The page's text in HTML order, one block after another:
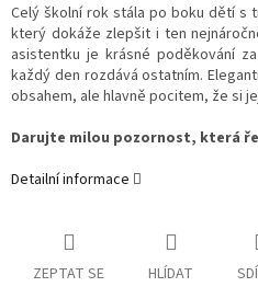
Celý školní rok stála po boku dětí s
který dokáže zlepšit i ten
asistentku je krásné poděkování
každý den rozdává ostatním.
obsahem, ale hlavně pocitem, že si
Darujte milou pozornost, která
Detailní informace
ZEPTAT SE HLÍDAT